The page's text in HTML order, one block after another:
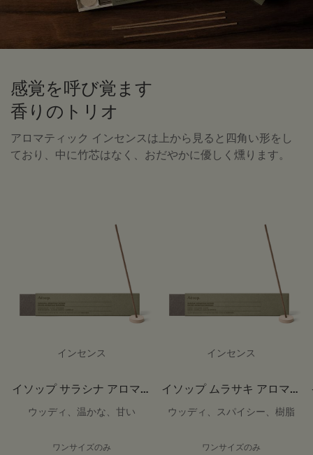
感覚を呼び覚ます
香りのトリオ
アロマティック インセンスは上から見ると四角い形をし
ており、中に竹芯はなく、おだやかに優しく燻ります。
インセンス
イソップ サラシナ アロマテ
ィック インセンス
ウッディ、温かな、甘い
ワンサイズのみ
インセンス
イソップ ムラサキ アロマテ
ィック インセンス
ウッディ、スパイシー、樹脂
ワンサイズのみ